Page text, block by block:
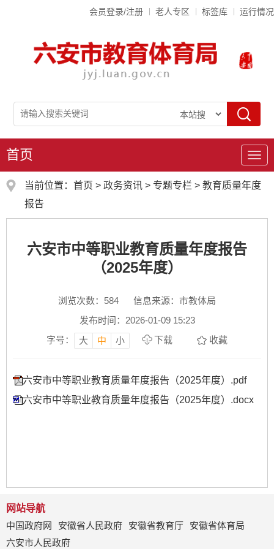
会员登录/注册 老人专区 标签库 运行情况
导
首页
当前位置： 首页 > 政务资讯 > 专题专栏 > 教育质量年度
报告
六安市中等职业教育质量年度报告
（2025年度）
浏览次数： 584
信息来源：市教体局
发布时间：2026-01-09 15:23
字号：
大 中 小 下载 收藏
六安市中等职业教育质量年度报告（2025年度）.pdf
六安市中等职业教育质量年度报告（2025年度）.docx
网站导航
中国政府网
安徽省人民政府 安徽省教育厅
安徽省体育局
六安市人民政府